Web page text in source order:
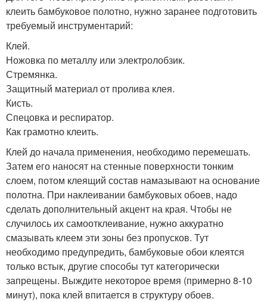
клеить бамбуковое полотно, нужно заранее подготовить
требуемый инструментарий:
Клей.
Ножовка по металлу или электролобзик.
Стремянка.
Защитный материал от пролива клея.
Кисть.
Спецовка и респиратор.
Как грамотно клеить.
Клей до начала применения, необходимо перемешать.
Затем его наносят на стенные поверхности тонким
слоем, потом клеящий состав намазывают на основание
полотна. При наклеивании бамбуковых обоев, надо
сделать дополнительный акцент на края. Чтобы не
случилось их самоотклеивание, нужно аккуратно
смазывать клеем эти зоны без пропусков. Тут
необходимо предупредить, бамбуковые обои клеятся
только встык, другие способы тут категорически
запрещены. Выждите некоторое время (примерно 8-10
минут), пока клей впитается в структуру обоев.